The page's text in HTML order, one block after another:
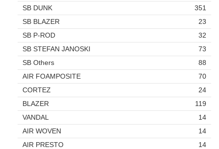
SB DUNK
351
SB BLAZER
23
SB P-ROD
32
SB STEFAN JANOSKI
73
SB Others
88
AIR FOAMPOSITE
70
CORTEZ
24
BLAZER
119
VANDAL
14
AIR WOVEN
14
AIR PRESTO
14